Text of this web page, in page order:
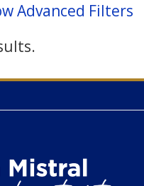
Advanced Filters